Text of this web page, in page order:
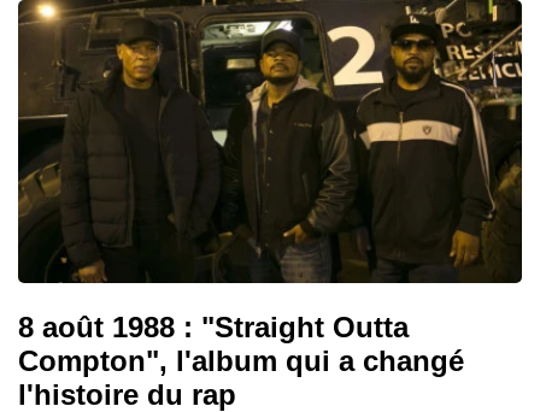
8 août 1988 : "Straight Outta
Compton", l'album qui a changé
l'histoire du rap